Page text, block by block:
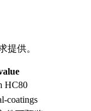
提供。
HC80
coatings